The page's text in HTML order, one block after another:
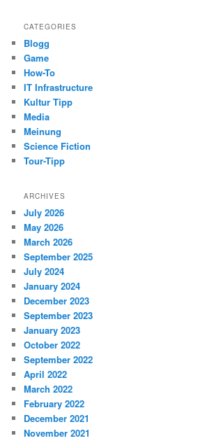
CATEGORIES
Blogg
Game
How-To
IT Infrastructure
Kultur Tipp
Media
Meinung
Science Fiction
Tour-Tipp
ARCHIVES
July 2026
May 2026
March 2026
September 2025
July 2024
January 2024
December 2023
September 2023
January 2023
October 2022
September 2022
April 2022
March 2022
February 2022
December 2021
November 2021